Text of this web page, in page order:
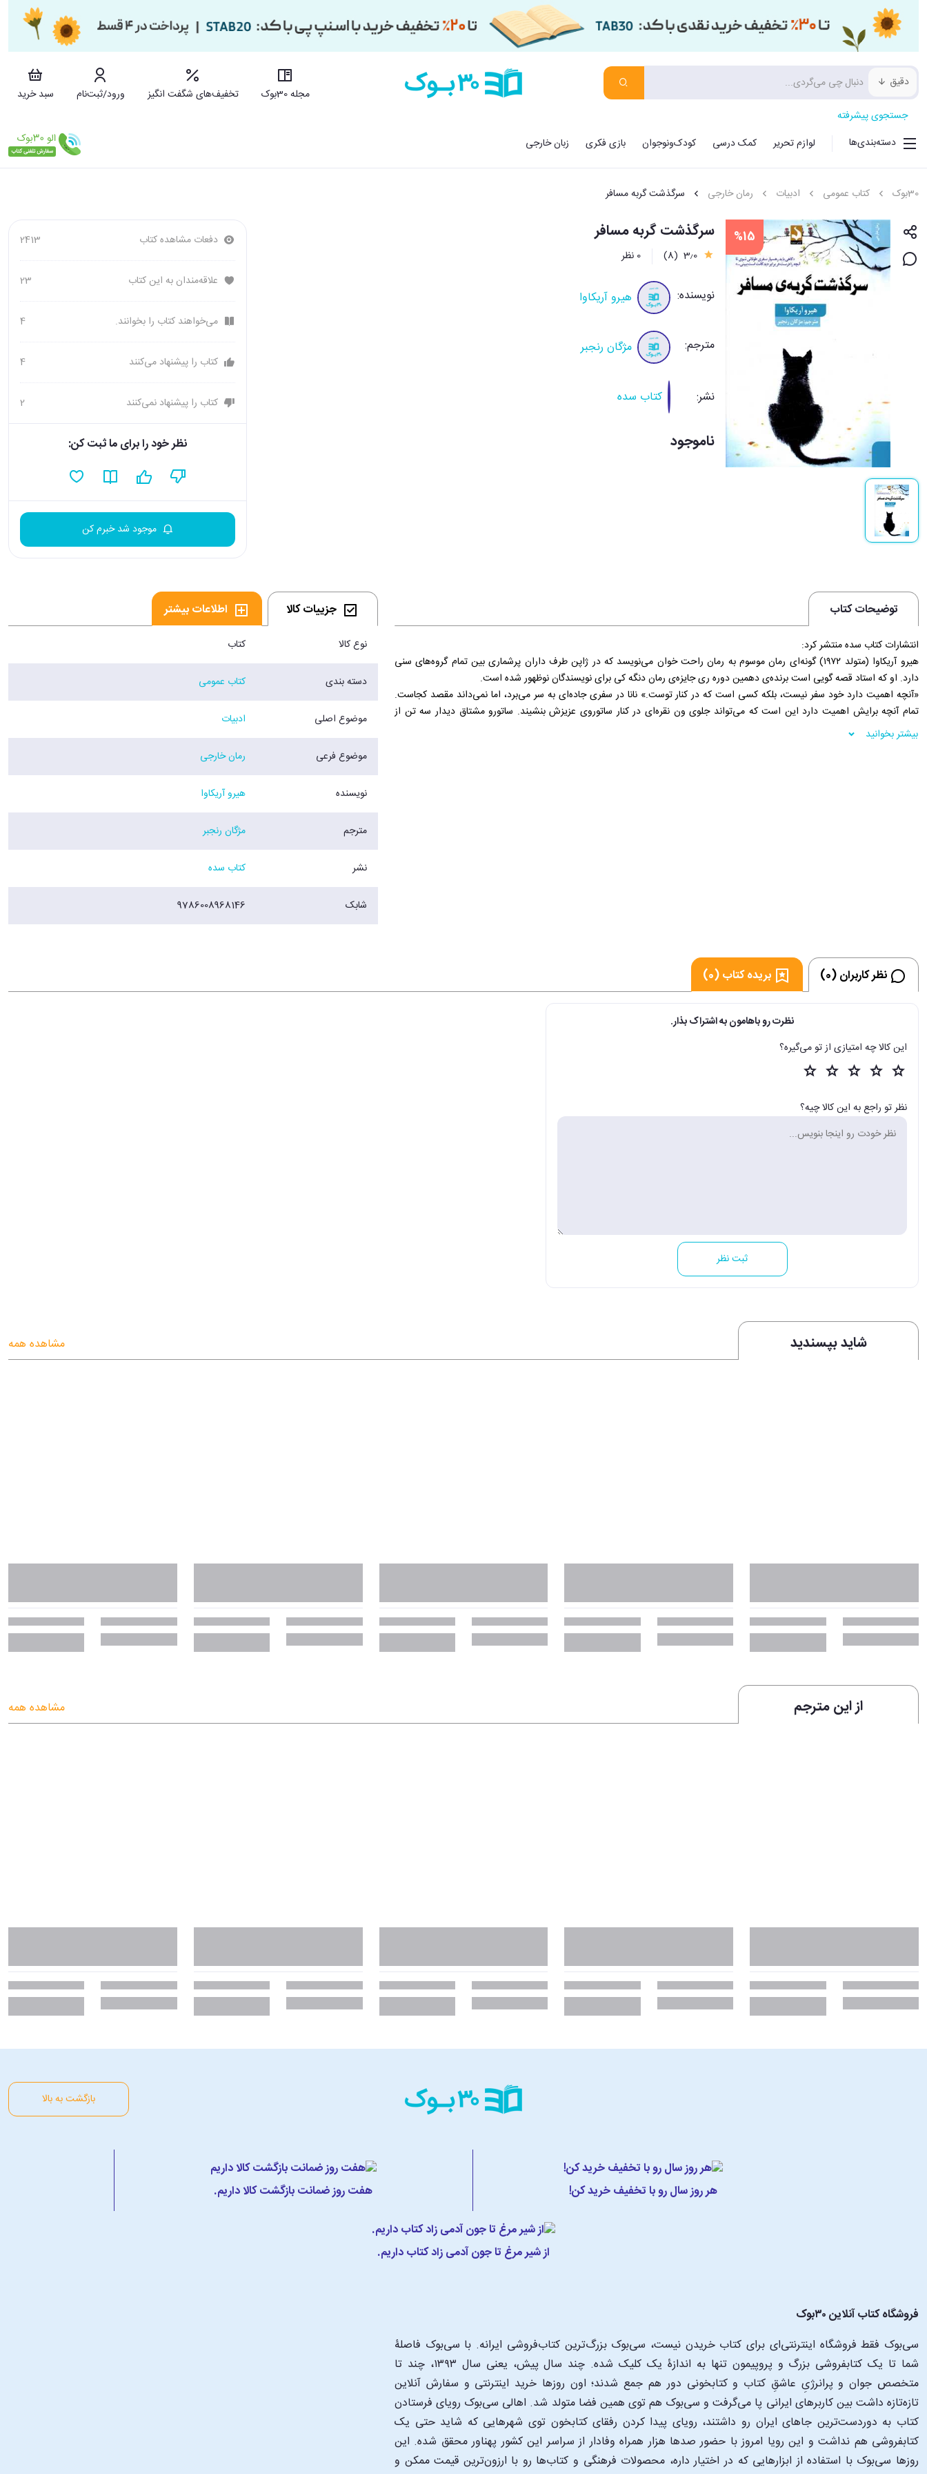
دقیق
مجله 30بوک تخفیف‌های شگفت انگیز ورود/ثبت‌نام
سبد خرید
جستجوی پیشرفته
دسته‌بندی‌ها
لوازم تحریر کمک درسی کودک‌ونوجوان بازی فکری زبان خارجی
30بوک کتاب عمومی ادبیات رمان خارجی سرگذشت گربه مسافر
%15 سرگذشت گربه مسافر
3٫0 (8) 0 نظر
نویسنده: هیرو آریکاوا
مترجم: مژگان رنجبر
نشر: کتاب سده
ناموجود
دفعات مشاهده کتاب 2413
علاقه‌مندان به این کتاب 23
می‌خواهند کتاب را بخوانند. 4
کتاب را پیشنهاد می‌کنند 4
کتاب را پیشنهاد نمی‌کنند 2
نظر خود را برای ما ثبت کن:
موجود شد خبرم کن
توضیحات کتاب
انتشارات کتاب سده منتشر کرد:
هیرو آریکاوا (متولد ۱۹۷۲) گونه‌ای رمان موسوم به رمان راحت خوان می‌نویسد که در ژاپن طرف داران پرشماری بین تمام گروه‌های سنی
دارد. او که استاد قصه گویی است برنده‌ی دهمین دوره ری جایزه‌ی رمان دنگه کی برای نویسندگان نوظهور شده است.
«آنچه اهمیت دارد خود سفر نیست، بلکه کسی است که در کنار توست.» نانا در سفری جاده‌ای به سر می‌برد، اما نمی‌داند مقصد کجاست.
تمام آنچه برایش اهمیت دارد این است که می‌تواند جلوی ون نقره‌ای در کنار ساتوروی عزیزش بنشیند. ساتورو مشتاق دیدار سه تن از
دوستان دوران جوانی‌اش است، اما نانا دلیلش را نمی‌داند.
داستان نانا که در پس زمینه‌ای از فصل‌های متغیر ژاپن با لطافتی کمیاب و طنزی گیرا روایت می‌شود شگفتی و هیجان پیچ و خم‌های
بیشتر بخوانید
جزییات کالا اطلاعات بیشتر
نوع کالا کتاب
دسته بندی کتاب عمومی
موضوع اصلی ادبیات
موضوع فرعی رمان خارجی
نویسنده هیرو آریکاوا
مترجم مژگان رنجبر
نشر کتاب سده
شابک 9786008968146
نظر کاربران (0) بریده کتاب (0)
نظرت رو باهامون به اشتراک بذار.
این کالا چه امتیازی از تو می‌گیره؟
نظر تو راجع به این کالا چیه؟
ثبت نظر
شاید بپسندید مشاهده همه
از این مترجم مشاهده همه
بازگشت به بالا
هر روز سال رو با تخفیف خرید کن! هفت روز ضمانت بازگشت کالا داریم.
از شیر مرغ تا جون آدمی زاد کتاب داریم.
فروشگاه کتاب آنلاین ۳۰بوک
سی‌بوک فقط فروشگاه اینترنتی‌ای برای کتاب خریدن نیست، سی‌بوک بزرگ‌ترین کتاب‌فروشی ایرانه. با سی‌بوک فاصلۀ
شما تا یک کتابفروشی بزرگ و پروپیمون تنها به اندازۀ یک کلیک شده. چند سال پیش، یعنی سال ۱۳۹۳، چند تا
متخصص جوان و پرانرژیِ عاشقِ کتاب و کتابخونی دور هم جمع شدند؛ اون‌ روزها خرید اینترنتی و سفارش آنلاین
تازه‌تازه داشت بین کاربرهای ایرانی پا می‌گرفت و سی‌بوک هم توی همین فضا متولد شد. اهالی سی‌بوک رویای فرستادن
کتاب به دوردست‌ترین جاهای ایران رو داشتند، رویای پیدا کردن رفقای کتابخون توی شهرهایی که شاید حتی یک
کتابفروشی هم نداشت و این رویا امروز با حضور صدها هزار همراه وفادار از سراسر این کشور پهناور محقق شده. این
‌روزها سی‌بوک با استفاده از ابزارهایی که در اختیار داره، محصولات فرهنگی و کتاب‌ها رو با ارزون‌ترین قیمت ممکن و